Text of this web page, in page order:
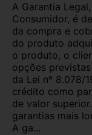
A Garantia
Consumidor, é
da compra e
do produto
o produto, o
opções
da Lei nº 8.078/
crédito como
de valor
garantias mais
A ga...